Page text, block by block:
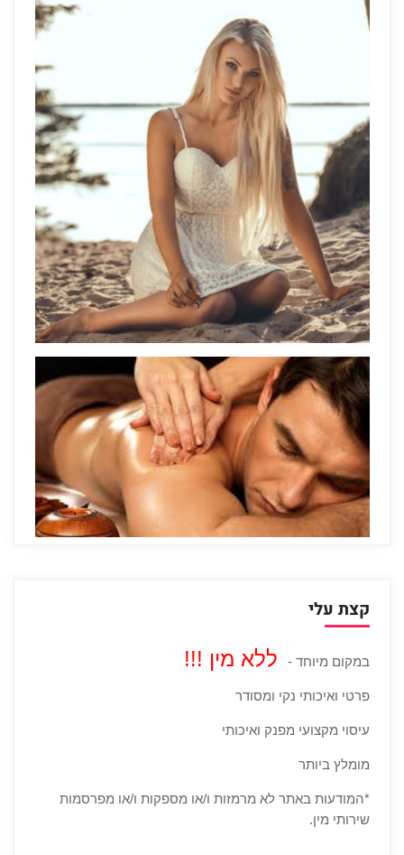
קצת עלי
במקום מיוחד - ללא מין !!!
פרטי ואיכותי נקי ומסודר
עיסוי מקצועי מפנק ואיכותי
מומלץ ביותר
*המודעות באתר לא מרמזות ו/או מספקות ו/או מפרסמות
שירותי מין.